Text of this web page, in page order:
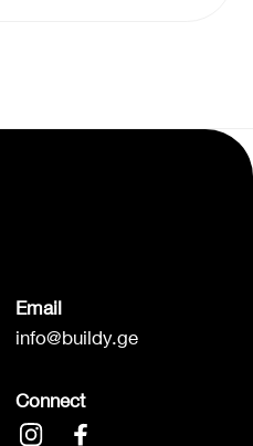
Email
info@buildy.ge
Connect